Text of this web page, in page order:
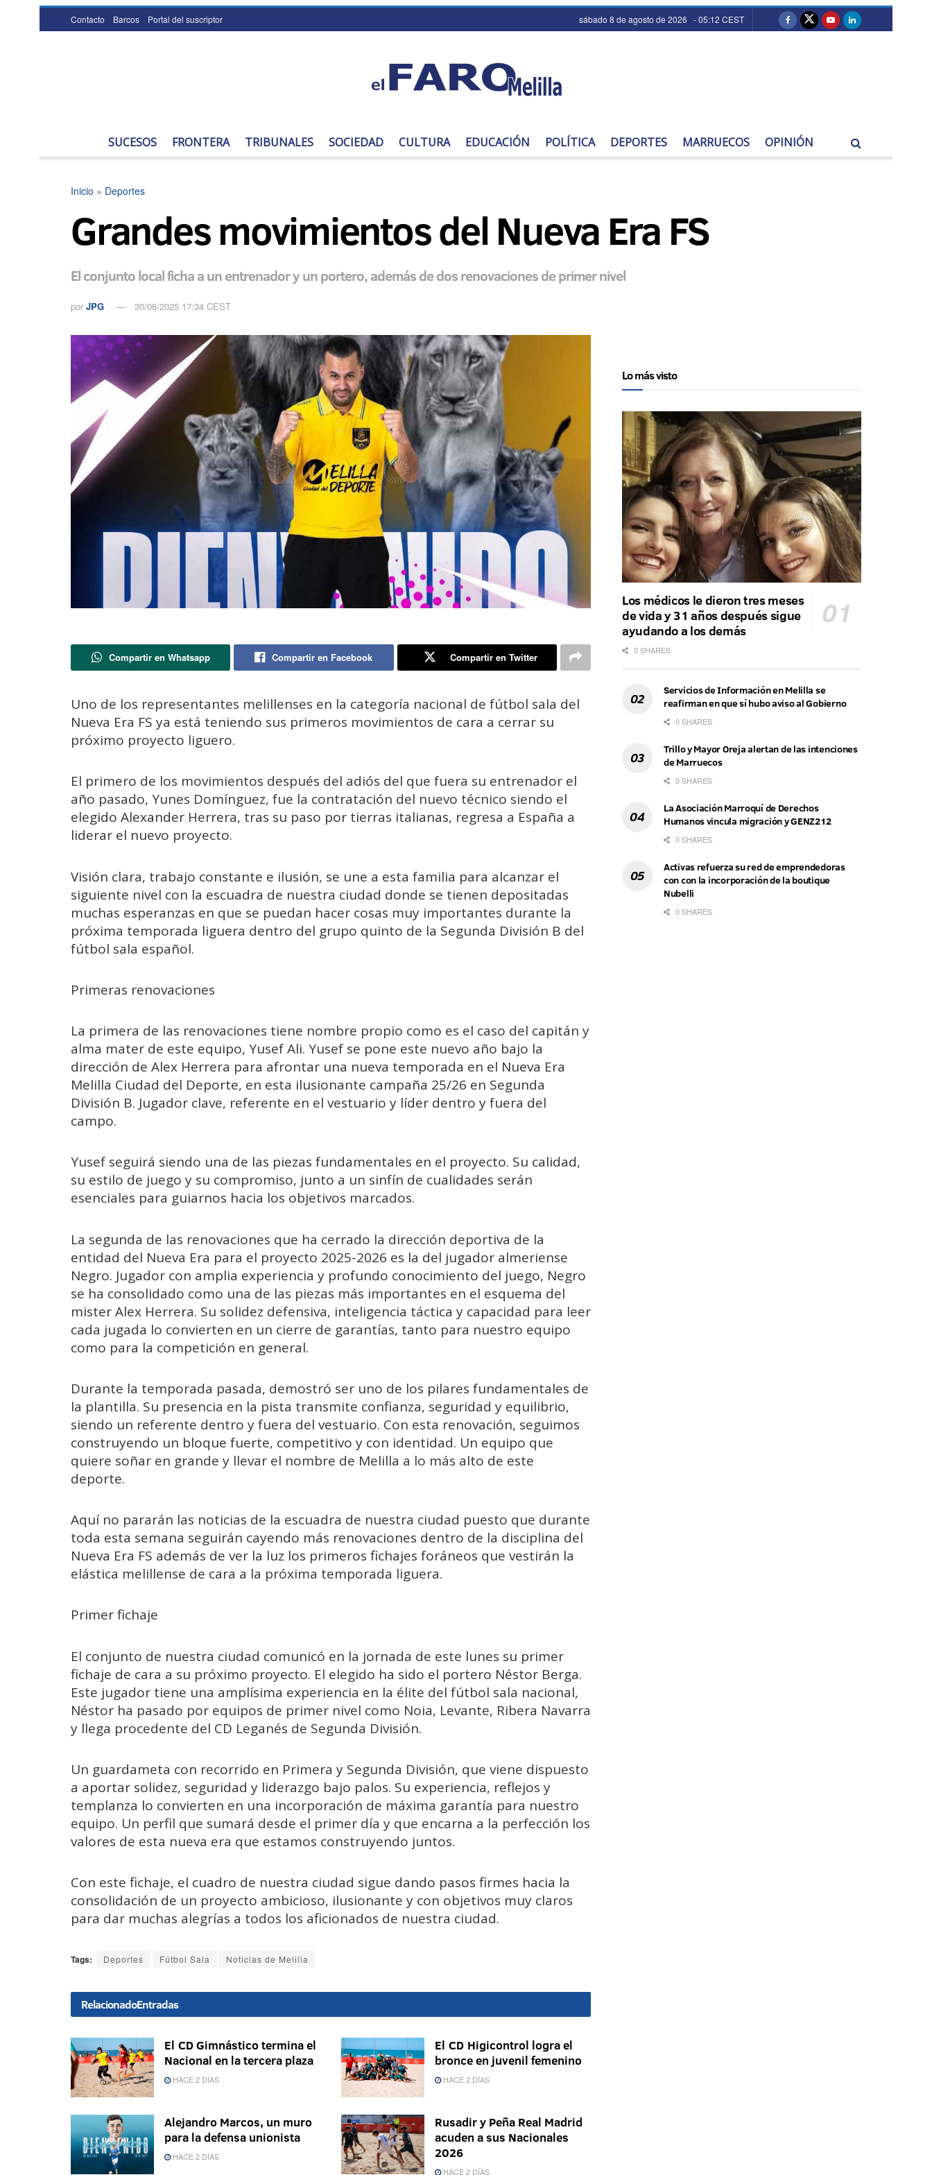
Contacto Barcos Portal del suscriptor sábado 8 de agosto de 2026 - 05:12 CEST
SUCESOS FRONTERA TRIBUNALES SOCIEDAD CULTURA EDUCACIÓN POLÍTICA DEPORTES MARRUECOS OPINIÓN
Inicio » Deportes
Grandes movimientos del Nueva Era FS
El conjunto local ficha a un entrenador y un portero, además de dos renovaciones de primer nivel
por JPG 30/06/2025 17:34 CEST
Compartir en Whatsapp Compartir en Facebook Compartir en Twitter
Uno de los representantes melillenses en la categoría nacional de fútbol sala del
Nueva Era FS ya está teniendo sus primeros movimientos de cara a cerrar su
próximo proyecto liguero.
El primero de los movimientos después del adiós del que fuera su entrenador el
año pasado, Yunes Domínguez, fue la contratación del nuevo técnico siendo el
elegido Alexander Herrera, tras su paso por tierras italianas, regresa a España a
liderar el nuevo proyecto.
Visión clara, trabajo constante e ilusión, se une a esta familia para alcanzar el
siguiente nivel con la escuadra de nuestra ciudad donde se tienen depositadas
muchas esperanzas en que se puedan hacer cosas muy importantes durante la
próxima temporada liguera dentro del grupo quinto de la Segunda División B del
fútbol sala español.
Primeras renovaciones
La primera de las renovaciones tiene nombre propio como es el caso del capitán y
alma mater de este equipo, Yusef Ali. Yusef se pone este nuevo año bajo la
dirección de Alex Herrera para afrontar una nueva temporada en el Nueva Era
Melilla Ciudad del Deporte, en esta ilusionante campaña 25/26 en Segunda
División B. Jugador clave, referente en el vestuario y líder dentro y fuera del
campo.
Yusef seguirá siendo una de las piezas fundamentales en el proyecto. Su calidad,
su estilo de juego y su compromiso, junto a un sinfín de cualidades serán
esenciales para guiarnos hacia los objetivos marcados.
La segunda de las renovaciones que ha cerrado la dirección deportiva de la
entidad del Nueva Era para el proyecto 2025-2026 es la del jugador almeriense
Negro. Jugador con amplia experiencia y profundo conocimiento del juego, Negro
se ha consolidado como una de las piezas más importantes en el esquema del
mister Alex Herrera. Su solidez defensiva, inteligencia táctica y capacidad para leer
cada jugada lo convierten en un cierre de garantías, tanto para nuestro equipo
como para la competición en general.
Durante la temporada pasada, demostró ser uno de los pilares fundamentales de
la plantilla. Su presencia en la pista transmite confianza, seguridad y equilibrio,
siendo un referente dentro y fuera del vestuario. Con esta renovación, seguimos
construyendo un bloque fuerte, competitivo y con identidad. Un equipo que
quiere soñar en grande y llevar el nombre de Melilla a lo más alto de este
deporte.
Aquí no pararán las noticias de la escuadra de nuestra ciudad puesto que durante
toda esta semana seguirán cayendo más renovaciones dentro de la disciplina del
Nueva Era FS además de ver la luz los primeros fichajes foráneos que vestirán la
elástica melillense de cara a la próxima temporada liguera.
Primer fichaje
El conjunto de nuestra ciudad comunicó en la jornada de este lunes su primer
fichaje de cara a su próximo proyecto. El elegido ha sido el portero Néstor Berga.
Este jugador tiene una amplísima experiencia en la élite del fútbol sala nacional,
Néstor ha pasado por equipos de primer nivel como Noia, Levante, Ribera Navarra
y llega procedente del CD Leganés de Segunda División.
Un guardameta con recorrido en Primera y Segunda División, que viene dispuesto
a aportar solidez, seguridad y liderazgo bajo palos. Su experiencia, reflejos y
templanza lo convierten en una incorporación de máxima garantía para nuestro
equipo. Un perfil que sumará desde el primer día y que encarna a la perfección los
valores de esta nueva era que estamos construyendo juntos.
Con este fichaje, el cuadro de nuestra ciudad sigue dando pasos firmes hacia la
consolidación de un proyecto ambicioso, ilusionante y con objetivos muy claros
para dar muchas alegrías a todos los aficionados de nuestra ciudad.
Tags: Deportes Fútbol Sala Noticias de Melilla
RelacionadoEntradas
El CD Gimnástico termina el
Nacional en la tercera plaza
HACE 2 DÍAS
El CD Higicontrol logra el
bronce en juvenil femenino
HACE 2 DÍAS
Alejandro Marcos, un muro
para la defensa unionista
HACE 2 DÍAS
Rusadir y Peña Real Madrid
acuden a sus Nacionales
2026
HACE 2 DÍAS
Lo más visto
Los médicos le dieron tres meses
de vida y 31 años después sigue
ayudando a los demás
0 SHARES
Servicios de Información en Melilla se
reafirman en que sí hubo aviso al Gobierno
0 SHARES
Trillo y Mayor Oreja alertan de las intenciones
de Marruecos
0 SHARES
La Asociación Marroquí de Derechos
Humanos vincula migración y GENZ212
0 SHARES
Activas refuerza su red de emprendedoras
con con la incorporación de la boutique
Nubelli
0 SHARES